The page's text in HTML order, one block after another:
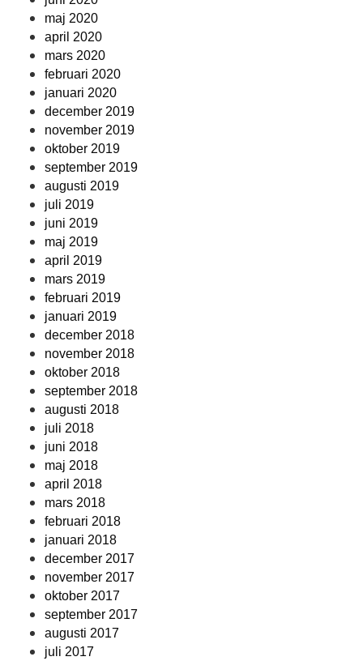
maj 2020
april 2020
mars 2020
februari 2020
januari 2020
december 2019
november 2019
oktober 2019
september 2019
augusti 2019
juli 2019
juni 2019
maj 2019
april 2019
mars 2019
februari 2019
januari 2019
december 2018
november 2018
oktober 2018
september 2018
augusti 2018
juli 2018
juni 2018
maj 2018
april 2018
mars 2018
februari 2018
januari 2018
december 2017
november 2017
oktober 2017
september 2017
augusti 2017
juli 2017